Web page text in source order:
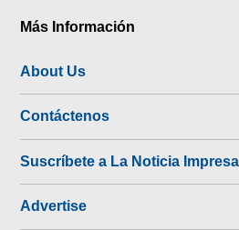
Más Información
About Us
Contáctenos
Suscríbete a La Noticia Impresa
Advertise